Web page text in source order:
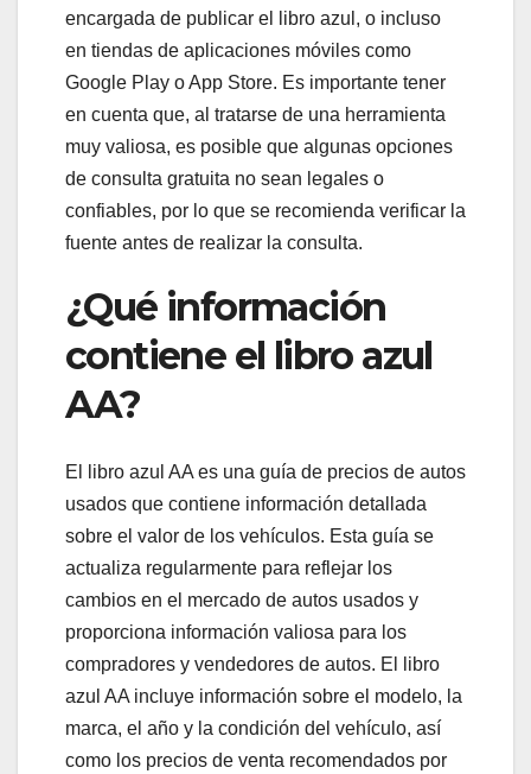
encargada de publicar el libro azul, o incluso
en tiendas de aplicaciones móviles como
Google Play o App Store. Es importante tener
en cuenta que, al tratarse de una herramienta
muy valiosa, es posible que algunas opciones
de consulta gratuita no sean legales o
confiables, por lo que se recomienda verificar la
fuente antes de realizar la consulta.
¿Qué información
contiene el libro azul
AA?
El libro azul AA es una guía de precios de autos
usados que contiene información detallada
sobre el valor de los vehículos. Esta guía se
actualiza regularmente para reflejar los
cambios en el mercado de autos usados y
proporciona información valiosa para los
compradores y vendedores de autos. El libro
azul AA incluye información sobre el modelo, la
marca, el año y la condición del vehículo, así
como los precios de venta recomendados por